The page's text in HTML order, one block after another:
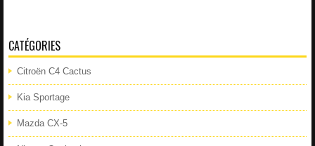
CATÉGORIES
Citroën C4 Cactus
Kia Sportage
Mazda CX-5